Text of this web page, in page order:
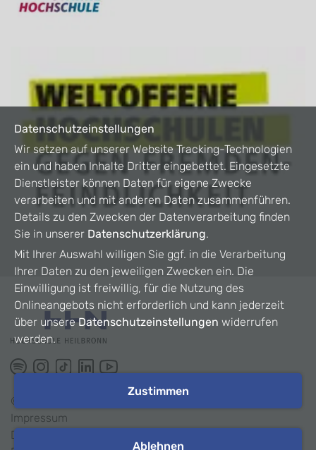
©
Impressum
Datenschutz
Datenschutzeinstellungen
Wir setzen auf unserer Website Tracking-Technologien
ein und haben Inhalte Dritter eingebettet. Eingesetzte
Dienstleister können Daten für eigene Zwecke
verarbeiten und mit anderen Daten zusammenführen.
Details zu den Zwecken der Datenverarbeitung finden
Sie in unserer Datenschutzerklärung.
Mit Ihrer Auswahl willigen Sie ggf. in die Verarbeitung
Ihrer Daten zu den jeweiligen Zwecken ein. Die
Einwilligung ist freiwillig, für die Nutzung des
Onlineangebots nicht erforderlich und kann jederzeit
über unsereDatenschutzeinstellungen widerrufen
werden.
Zustimmen
Ablehnen